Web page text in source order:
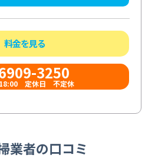
料金を見る
3250
定休日 不定休
業者の口コミ